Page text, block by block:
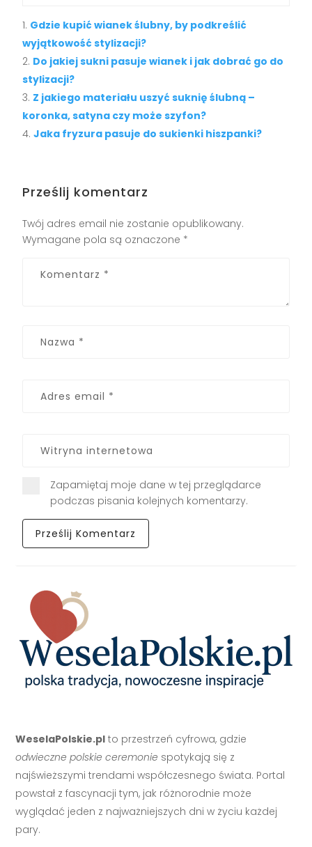
Gdzie kupić wianek ślubny, by podkreślić
wyjątkowość stylizacji?
Do jakiej sukni pasuje wianek i jak dobrać go do
stylizacji?
Z jakiego materiału uszyć suknię ślubną –
koronka, satyna czy może szyfon?
Jaka fryzura pasuje do sukienki hiszpanki?
Prześlij komentarz
Twój adres email nie zostanie opublikowany.
Wymagane pola są oznaczone *
Zapamiętaj moje dane w tej przeglądarce
podczas pisania kolejnych komentarzy.
WeselaPolskie.pl to przestrzeń cyfrowa, gdzie
odwieczne polskie ceremonie spotykają się z
najświeższymi trendami współczesnego świata. Portal
powstał z fascynacji tym, jak różnorodnie może
wyglądać jeden z najważniejszych dni w życiu każdej
pary.